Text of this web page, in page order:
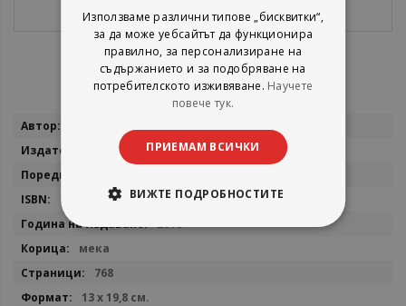
Повече
Pan
9781447259640
2016
мека
768
13 х 19,8 см.
Използваме различни типове „бисквитки“,
за да може уебсайтът да функционира
правилно, за персонализиране на
съдържанието и за подобряване на
потребителското изживяване. Научете
повече тук.
ПРИЕМАМ ВСИЧКИ
ВИЖТЕ ПОДРОБНОСТИТЕ